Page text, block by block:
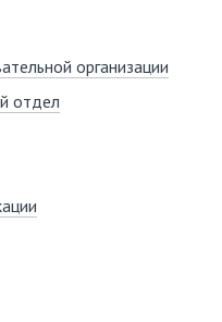
организации
отдел